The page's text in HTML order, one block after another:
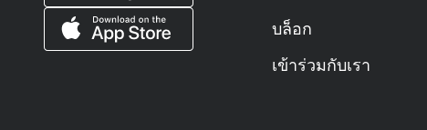
บล็อก
เข้าร่วมกับเรา